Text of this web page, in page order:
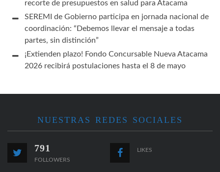
recorte de presupuestos en salud para Atacama
SEREMI de Gobierno participa en jornada nacional de
coordinación: “Debemos llevar el mensaje a todas
partes, sin distinción”
¡Extienden plazo! Fondo Concursable Nueva Atacama
2026 recibirá postulaciones hasta el 8 de mayo
NUESTRAS REDES SOCIALES
791
FOLLOWERS
LIKES